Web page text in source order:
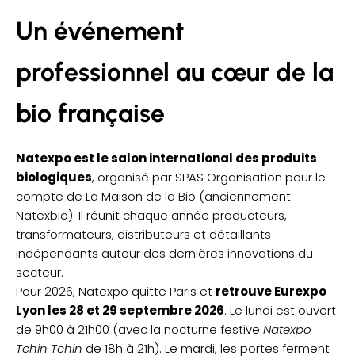
Un événement
professionnel au cœur de la
bio française
Natexpo est le salon international des produits
biologiques, organisé par SPAS Organisation pour le
compte de La Maison de la Bio (anciennement
Natexbio). Il réunit chaque année producteurs,
transformateurs, distributeurs et détaillants
indépendants autour des dernières innovations du
secteur.
Pour 2026, Natexpo quitte Paris et retrouve Eurexpo
Lyon les 28 et 29 septembre 2026. Le lundi est ouvert
de 9h00 à 21h00 (avec la nocturne festive Natexpo
Tchin Tchin de 18h à 21h). Le mardi, les portes ferment